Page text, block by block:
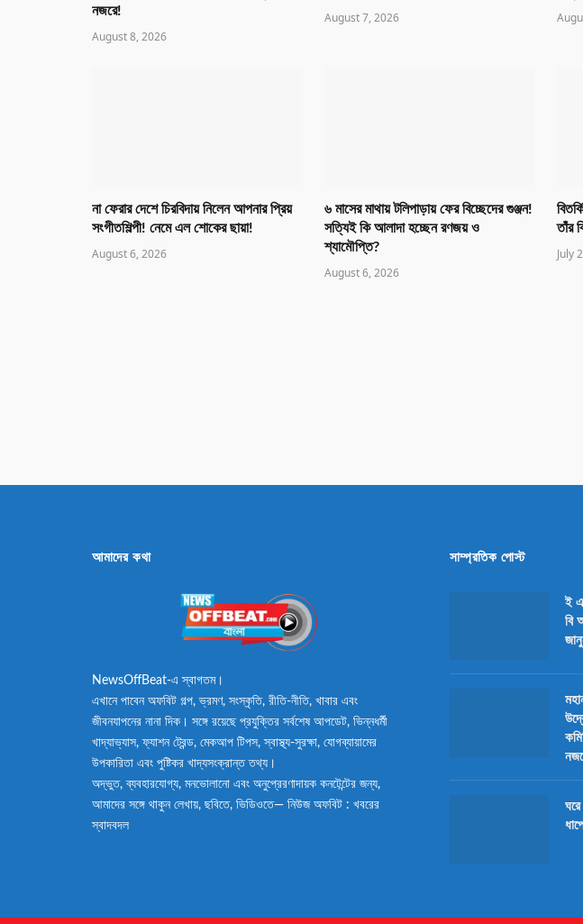
নজরে!
August 8, 2026
August 7, 2026
না ফেরার দেশে চিরবিদায় নিলেন আপনার প্রিয়
সংগীতশিল্পী! নেমে এল শোকের ছায়া!
August 6, 2026
৬ মাসের মাথায় টলিপাড়ায় ফের বিচ্ছেদের গুঞ্জন!
সত্যিই কি আলাদা হচ্ছেন রণজয় ও
শ্যামৌপ্তি?
August 6, 2026
তাঁর
July
আমাদের কথা
NewsOffBeat-এ স্বাগতম।
এখানে পাবেন অফবিট গল্প, ভ্রমণ, সংস্কৃতি, রীতি-নীতি, খাবার এবং
জীবনযাপনের নানা দিক। সঙ্গে রয়েছে প্রযুক্তির সর্বশেষ আপডেট, ভিন্নধর্মী
খাদ্যাভ্যাস, ফ্যাশন ট্রেন্ড, মেকআপ টিপস, স্বাস্থ্য-সুরক্ষা, যোগব্যায়ামের
উপকারিতা এবং পুষ্টিকর খাদ্যসংক্রান্ত তথ্য।
অদ্ভুত, ব্যবহারযোগ্য, মনভোলানো এবং অনুপ্রেরণাদায়ক কনটেন্টের জন্য,
আমাদের সঙ্গে থাকুন লেখায়, ছবিতে, ভিডিওতে— নিউজ অফবিট : খবরের
স্বাদবদল
সাম্প্রতিক পোস্ট
ই
বি